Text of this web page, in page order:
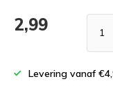
2,99
Levering vanaf